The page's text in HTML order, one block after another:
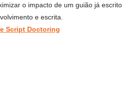
o impacto de um guião já escrito
e escrita.
Script Doctoring